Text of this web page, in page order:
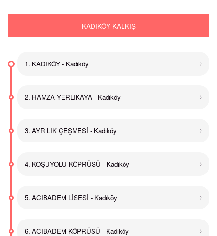
KADIKÖY KALKIŞ
1. KADIKÖY - Kadıköy
2. HAMZA YERLİKAYA - Kadıköy
3. AYRILIK ÇEŞMESİ - Kadıköy
4. KOŞUYOLU KÖPRÜSÜ - Kadıköy
5. ACIBADEM LİSESİ - Kadıköy
6. ACIBADEM KÖPRÜSÜ - Kadıköy